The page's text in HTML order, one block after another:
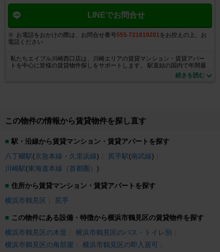
LINEでお問合せ
お電話をおかけの際は、お問合せ番号555-721819201 をお控えの上、お
電話ください
私たちエイブル川崎西口店は、川崎エリアの賃貸マンション・賃貸アパー
トを中心に皆様の賃貸物件探しをサポートします。 駅直結の国内で年間最
多来場者数を誇るショッピングモール『ラゾーナ川崎プラザ』を中心に再
開発された川崎駅西口は、環境整備も整った女性にも安心な住環境と昔な
サービスを提供させていただいております！川崎エリア・横浜エリア・武
蔵小杉エリアと幅広くご提案・ご紹介が可能です。是非一度お部屋探しの
ート割♪ また、賃貸仲介管理のご相談・空室対策・募集のご相談も受付てお
続きを読む
この物件の情報から賃貸物件を探し直す
駅・沿線から賃貸マンション・賃貸アパートを探す
八丁畷駅(京急本線・久里浜線) 尻手駅(南武線)
川崎駅(東海道本線（首都圏） )
住所から賃貸マンション・賃貸アパートを探す
横浜市鶴見区
尻手
この物件にある設備・特徴から横浜市鶴見区の賃貸物件を探す
横浜市鶴見区の木造
横浜市鶴見区のバス・トイレ別
横浜市鶴見区の角部屋
横浜市鶴見区の即入居可